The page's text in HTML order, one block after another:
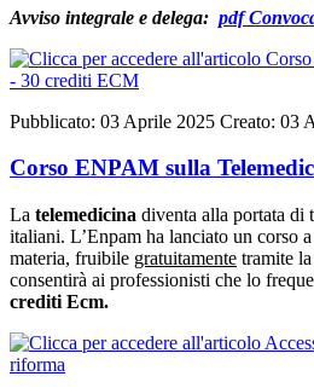
Avviso integrale e delega: pdf
Pubblicato: 03 Aprile 2025 Creato: 03
Corso ENPAM sulla
La telemedicina diventa alla portata di
italiani. L’Enpam ha lanciato un corso
materia, fruibile gratuitamente tramite
consentirà ai professionisti che lo
crediti Ecm.